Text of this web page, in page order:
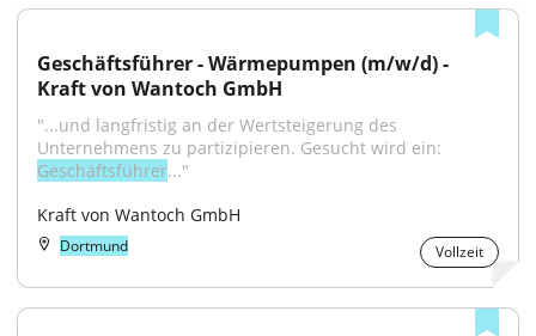
Geschäftsführer - Wärmepumpen (m/w/d) -
Kraft von Wantoch GmbH
"...und langfristig an der Wertsteigerung des
Geschäftsführer..."
Kraft von Wantoch GmbH
Dortmund Vollzeit